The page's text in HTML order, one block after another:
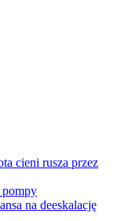
cieni rusza przez
pompy
na deeskalację